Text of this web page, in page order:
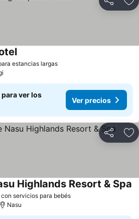
Compartir
estancias largas
ver los
Ver precios
Compartir
servicios para bebés
Highlands Resort & Spa
Nasu